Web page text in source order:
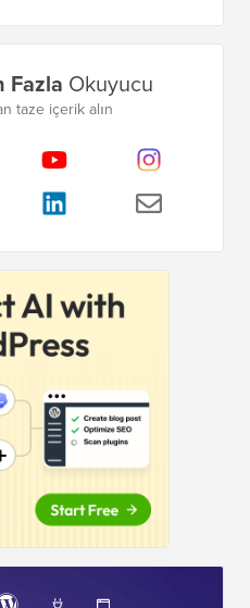
Fazla Okuyucu
taze içerik alın